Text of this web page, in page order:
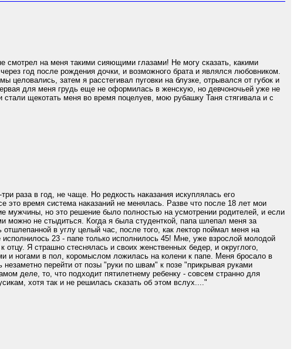
смотрел на меня такими сияющими глазами! Не могу сказать, какими
год после рождения дочки, и возможного брата и являлся любовником.
затем я расстегивал пуговки на блузке, отрывался от губок и
для меня грудь еще не оформилась в женскую, но девчоночьей уже не
щекотать меня во время поцелуев, мою рубашку Таня стягивала и с
раза в год, не чаще. Но редкость наказания искуплялась его
это время система наказаний не менялась. Разве что после 18 лет мои
мужчины, но это решение было полностью на усмотрении родителей, и если
можно не стыдиться. Когда я была студенткой, папа шлепал меня за
в углу целый час, после того, как лектор поймал меня на
23 - папе только исполнилось 45! Мне, уже взрослой молодой
Я страшно стеснялась и своих женственных бедер, и округлого,
и ногами в пол, коромыслом ложилась на колени к папе. Меня бросало в
перейти от позы "руки по швам" к позе "прикрывая руками
деле, то, что подходит пятилетнему ребенку - совсем странно для
хотя так и не решилась сказать об этом вслух...."